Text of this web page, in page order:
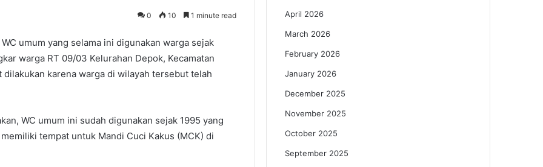
0 10 1 minute read
umum yang selama ini digunakan warga sejak
warga RT 09/03 Kelurahan Depok, Kecamatan
karena warga di wilayah tersebut telah
WC umum ini sudah digunakan sejak 1995 yang
tempat untuk Mandi Cuci Kakus (MCK) di
April 2026
March 2026
February 2026
January 2026
December 2025
November 2025
October 2025
September 2025